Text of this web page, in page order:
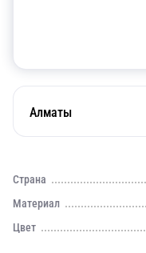
Алматы
Страна
Материал
Цвет